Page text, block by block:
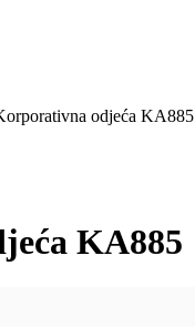
odjeća KA885
KA885